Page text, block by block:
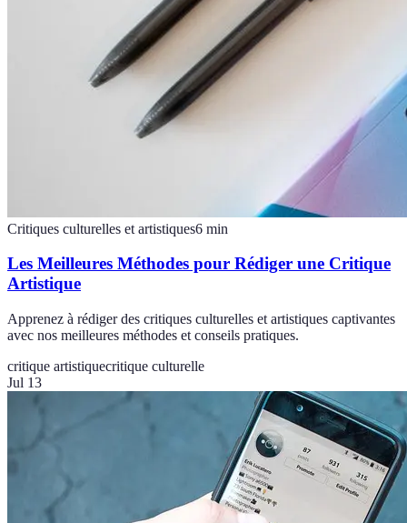
Critiques culturelles et artistiques6 min
Les Meilleures Méthodes pour Rédiger une Critique
Artistique
Apprenez à rédiger des critiques culturelles et artistiques captivantes
avec nos meilleures méthodes et conseils pratiques.
critique artistiquecritique culturelle
Jul 13